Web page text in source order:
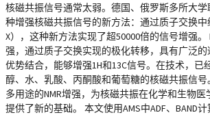
核磁共振信号通常太弱。德国、俄罗斯多所大
种增强核磁共振信号的新方法：通过质子交换中
X），这种新方法实现了超50000倍的信号增强。
强，通过质子交换实现的极化转移，具有广泛的
优势结合，能够增强1H和13C信号。在技术，已
醇、水、乳酸、丙酮酸和葡萄糖的核磁共振信号
多用途的NMR增强，为核磁共振在化学和生物
提供了新的基础。 本文使用AMS中ADF、BAND计